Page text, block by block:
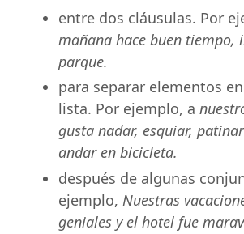
entre dos cláusulas. Por
mañana hace buen tiempo,
parque.
para separar elementos
lista. Por ejemplo, a
gusta nadar, esquiar,
andar en bicicleta.
después de algunas
ejemplo, Nuestras
geniales y el hotel fue